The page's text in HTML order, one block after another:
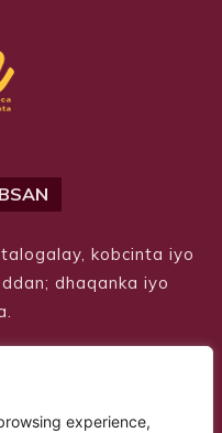
experience,
kobcinta iyo
dhaqanka iyo